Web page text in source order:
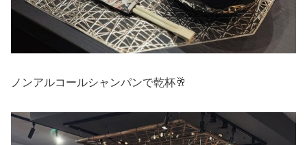
ノンアルコールシャンパンで乾杯🥂